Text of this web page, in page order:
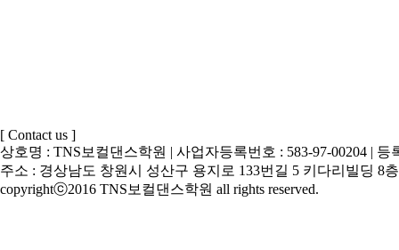
[ Contact us ]
상호명 : TNS보컬댄스학원 | 사업자등록번호 : 583-97-00204 | 등
주소 : 경상남도 창원시 성산구 용지로 133번길 5 키다리빌딩 8층
copyrightⓒ2016 TNS보컬댄스학원 all rights reserved.